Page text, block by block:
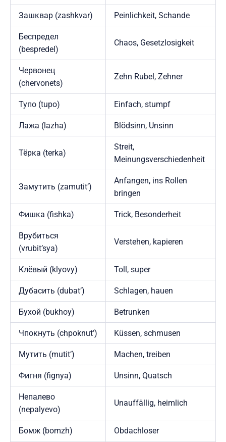
Зашквар (zashkvar) Peinlichkeit, Schande
Беспредел
(bespredel)
Chaos, Gesetzlosigkeit
Червонец
(chervonets)
Zehn Rubel, Zehner
Тупо (tupo) Einfach, stumpf
Лажа (lazha) Blödsinn, Unsinn
Тёрка (terka)
Streit,
Meinungsverschiedenheit
Замутить (zamutit’)
Anfangen, ins Rollen
bringen
Фишка (fishka) Trick, Besonderheit
Врубиться
(vrubit’sya)
Verstehen, kapieren
Клёвый (klyovy) Toll, super
Дубасить (dubat’) Schlagen, hauen
Бухой (bukhoy) Betrunken
Чпокнуть (chpoknut’) Küssen, schmusen
Мутить (mutit’) Machen, treiben
Фигня (fignya) Unsinn, Quatsch
Непалево
(nepalyevo)
Unauffällig, heimlich
Бомж (bomzh) Obdachloser